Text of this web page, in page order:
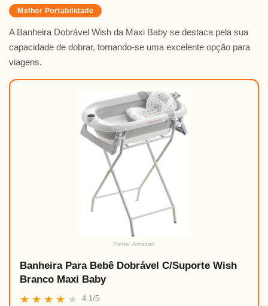
Melhor Portabilidade
A Banheira Dobrável Wish da Maxi Baby se destaca pela sua
capacidade de dobrar, tornando-se uma excelente opção para
viagens.
Fonte: Amazon
Banheira Para Bebê Dobrável C/Suporte Wish
Branco Maxi Baby
★ ★ ★ ★ ★ 4.1/5